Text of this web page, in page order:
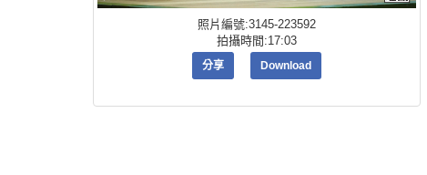
照片編號:3145-223592
拍攝時間:17:03
分享 Download